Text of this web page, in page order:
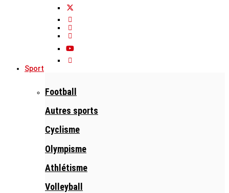
Sport
Football
Autres sports
Cyclisme
Olympisme
Athlétisme
Volleyball